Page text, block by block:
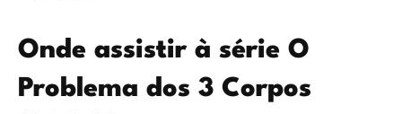
Onde assistir à série O
Problema dos 3 Corpos